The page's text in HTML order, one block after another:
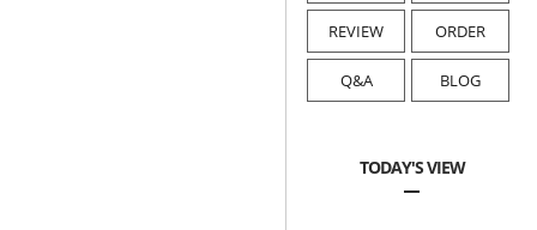
REVIEW ORDER
Q&A BLOG
TODAY'S VIEW